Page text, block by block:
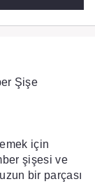
Şişe
için
şişesi ve
bir parçası